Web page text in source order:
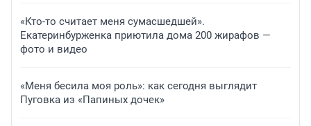
«Кто-то считает меня сумасшедшей».
Екатеринбурженка приютила дома 200 жирафов —
фото и видео
«Меня бесила моя роль»: как сегодня выглядит
Пуговка из «Папиных дочек»